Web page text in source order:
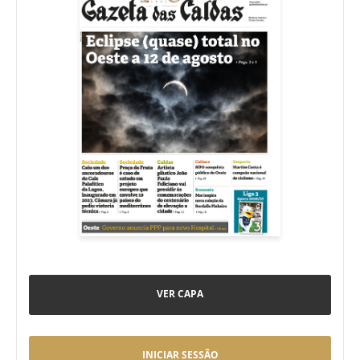
VER CAPA
INICIAR SESSÃO